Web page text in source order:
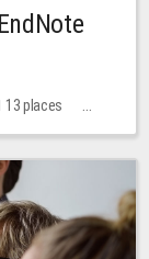
13 places